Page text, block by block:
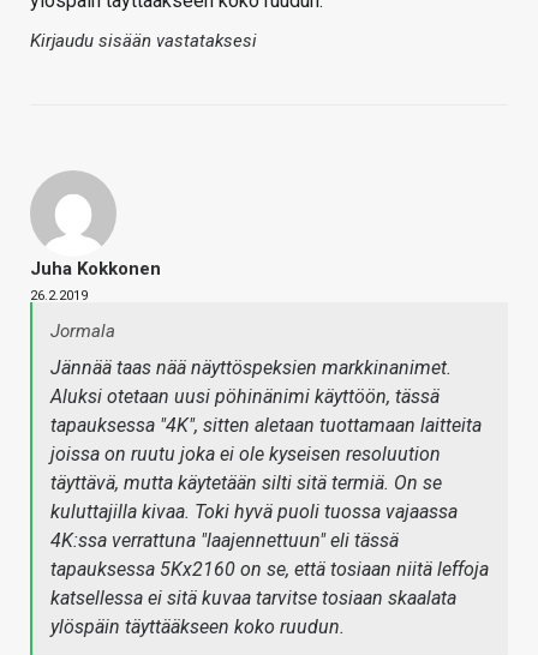
Kirjaudu sisään vastataksesi
Juha Kokkonen
26.2.2019
Jormala
Jännää taas nää näyttöspeksien markkinanimet.
Aluksi otetaan uusi pöhinänimi käyttöön, tässä
tapauksessa "4K", sitten aletaan tuottamaan laitteita
joissa on ruutu joka ei ole kyseisen resoluution
täyttävä, mutta käytetään silti sitä termiä. On se
kuluttajilla kivaa. Toki hyvä puoli tuossa vajaassa
4K:ssa verrattuna "laajennettuun" eli tässä
tapauksessa 5Kx2160 on se, että tosiaan niitä leffoja
katsellessa ei sitä kuvaa tarvitse tosiaan skaalata
ylöspäin täyttääkseen koko ruudun.